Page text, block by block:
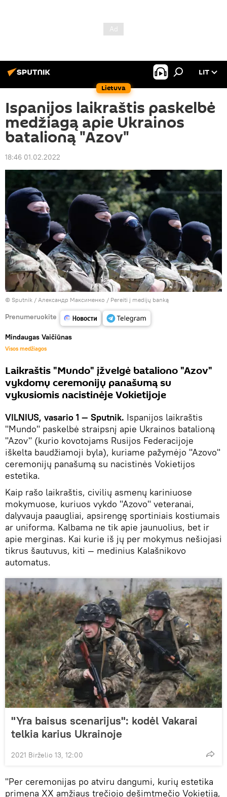
Lietuva
LIT
Ispanijos laikraštis paskelbė
medžiagą apie Ukrainos
batalioną "Azov"
18:46 01.02.2022
© Sputnik / Александр Максименко / Pereiti į medijų banką
Prenumeruokite
Mindaugas Vaičiūnas
Visos medžiagos
Laikraštis "Mundo" įžvelgė bataliono "Azov"
vykdomų ceremonijų panašumą su
vykusiomis nacistinėje Vokietijoje
VILNIUS, vasario 1 — Sputnik. Ispanijos laikraštis
"Mundo" paskelbė straipsnį apie Ukrainos batalioną
"Azov" (kurio kovotojams Rusijos Federacijoje
iškelta baudžiamoji byla), kuriame pažymėjo "Azovo"
ceremonijų panašumą su nacistinės Vokietijos
estetika.
Kaip rašo laikraštis, civilių asmenų kariniuose
mokymuose, kuriuos vykdo "Azovo" veteranai,
dalyvauja paaugliai, apsirengę sportiniais kostiumais
ar uniforma. Kalbama ne tik apie jaunuolius, bet ir
apie merginas. Kai kurie iš jų per mokymus nešiojasi
tikrus šautuvus, kiti — medinius Kalašnikovo
automatus.
"Yra baisus scenarijus": kodėl Vakarai
telkia karius Ukrainoje
2021 Birželio 13, 12:00
"Per ceremonijas po atviru dangumi, kurių estetika
primena XX amžiaus trečiojo dešimtmečio Vokietiją,